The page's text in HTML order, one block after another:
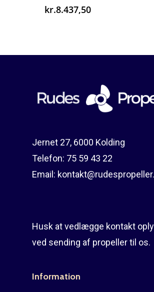
kr.8.437,50
Jernet 27, 6000 Kolding
Telefon: 75 59 43 22
Email:
Husk at vedlægge kontakt
ved sending af propeller til os.
Information
Før
T: 75